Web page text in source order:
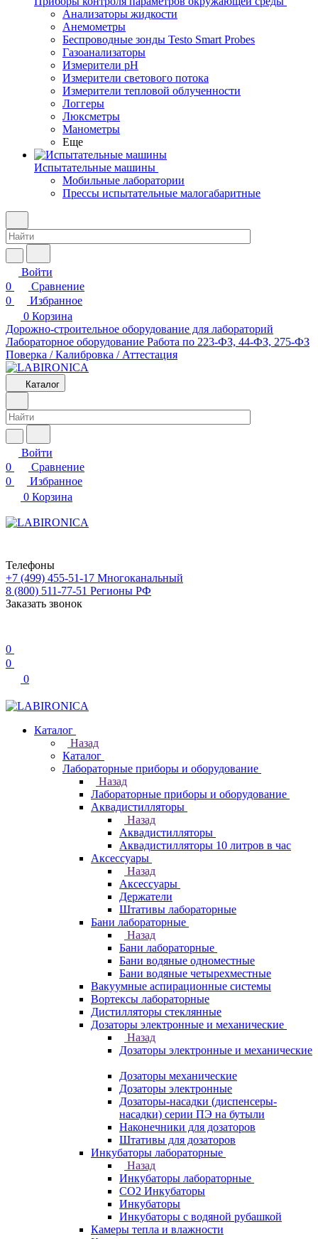
Анализаторы жидкости
Анемометры
Беспроводные зонды Testo Smart Probes
Газоанализаторы
Измерители pH
Измерители светового потока
Измерители тепловой облученности
Логгеры
Люксметры
Манометры
Еще
Испытательные машины
Мобильные лаборатории
Прессы испытательные малогабаритные
Войти
0
Сравнение
0
Избранное
0 Корзина
Дорожно-строительное оборудование для лабораторий
Лабораторное оборудование Работа по 223-ФЗ, 44-ФЗ, 275-ФЗ
Поверка / Калибровка / Аттестация
Каталог
Войти
0
Сравнение
0
Избранное
0 Корзина
Телефоны
+7 (499) 455-51-17 Многоканальный
8 (800) 511-77-51 Регионы РФ
Заказать звонок
0
0
0
Каталог
Назад
Каталог
Лабораторные приборы и оборудование
Назад
Лабораторные приборы и оборудование
Аквадистилляторы
Назад
Аквадистилляторы
Аквадистилляторы 10 литров в час
Аксессуары
Назад
Аксессуары
Держатели
Штативы лабораторные
Бани лабораторные
Назад
Бани лабораторные
Бани водяные одноместные
Бани водяные четырехместные
Вакуумные аспирационные системы
Вортексы лабораторные
Дистилляторы стеклянные
Дозаторы электронные и механические
Назад
Дозаторы электронные и механические
Дозаторы механические
Дозаторы электронные
Дозаторы-насадки (диспенсеры-
насадки) серии ПЭ на бутыли
Наконечники для дозаторов
Штативы для дозаторов
Инкубаторы лабораторные
Назад
Инкубаторы лабораторные
CO2 Инкубаторы
Инкубаторы
Инкубаторы с водяной рубашкой
Камеры тепла и влажности